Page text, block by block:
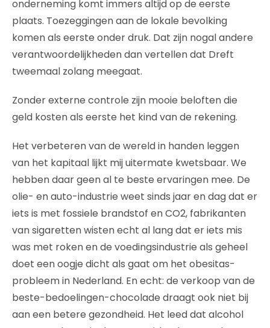
onderneming komt immers altijd op de eerste
plaats. Toezeggingen aan de lokale bevolking
komen als eerste onder druk. Dat zijn nogal andere
verantwoordelijkheden dan vertellen dat Dreft
tweemaal zolang meegaat.
Zonder externe controle zijn mooie beloften die
geld kosten als eerste het kind van de rekening.
Het verbeteren van de wereld in handen leggen
van het kapitaal lijkt mij uitermate kwetsbaar. We
hebben daar geen al te beste ervaringen mee. De
olie- en auto-industrie weet sinds jaar en dag dat er
iets is met fossiele brandstof en CO2, fabrikanten
van sigaretten wisten echt al lang dat er iets mis
was met roken en de voedingsindustrie als geheel
doet een oogje dicht als gaat om het obesitas-
probleem in Nederland. En echt: de verkoop van de
beste-bedoelingen-chocolade draagt ook niet bij
aan een betere gezondheid. Het leed dat alcohol